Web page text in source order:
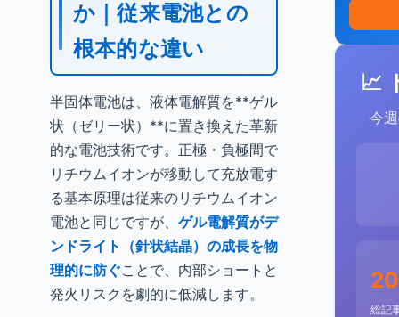
か｜従来電池との
根本的な違い
半固体電池は、液体電解質を**ゲル
状（ゼリー状）**に置き換えた革新
的な電池技術です。正極・負極間で
リチウムイオンが移動して充放電す
る基本原理は従来のリチウムイオン
電池と同じですが、 ゲル電解質がデ
ンドライト（針状結晶）の成長を物
理的に防ぐことで、内部ショートと
発火リスクを劇的に低減します。
📈
今
総記